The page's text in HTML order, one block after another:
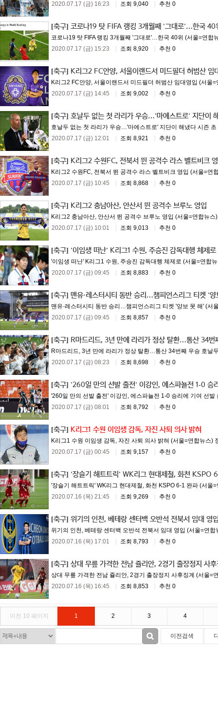
2020.07.17 (금) 16:23
조회 9,040 추천 0
[축구] 코로나19 탓 FIFA 랭킹 3개월째 '그대로'…한국 40
코로나19 탓 FIFA 랭킹 3개월째 '그대로'…한국 40위 (서울=연합
2020.07.17 (금) 15:23
조회 8,920 추천 0
[축구] K리그2 FC안양, 서울이랜드서 미드필더 허범산 임
K리그2 FC안양, 서울이랜드서 미드필더 허범산 임대영입 (서울
2020.07.17 (금) 14:45
조회 9,002 추천 0
[축구] 호날두 없는 첫 라리가 우승…'마에스트로' 지단이
호날두 없는 첫 라리가 우승…'마에스트로' 지단이 해냈다 시즌
2020.07.17 (금) 12:01
조회 8,921 추천 0
[축구] K리그2 수원FC, 전북서 뛴 공격수 라스 벨트비크
K리그2 수원FC, 전북서 뛴 공격수 라스 벨트비크 영입 (서울=
2020.07.17 (금) 10:45
조회 8,868 추천 0
[축구] K리그2 충남아산, 안산서 뛴 공격수 브루노 영입
K리그2 충남아산, 안산서 뛴 공격수 브루노 영입 (서울=연합뉴
2020.07.17 (금) 10:01
조회 9,013 추천 0
[축구] '이임생 떠난' K리그1 수원, 주승진 감독대행 체제로
'이임생 떠난' K리그1 수원, 주승진 감독대행 체제로 (서울=연합
2020.07.17 (금) 09:45
조회 8,883 추천 0
[축구] 맨유·레스터시티 동반 승리…챔피언스리그 티켓 '
맨유·레스터시티 동반 승리…챔피언스리그 티켓 '양보 못 해' (서
2020.07.17 (금) 09:45
조회 8,857 추천 0
[축구] R마드리드, 3년 만에 라리가 정상 탈환…통산 34번
R마드리드, 3년 만에 라리가 정상 탈환…통산 34번째 우승 호날
2020.07.17 (금) 08:23
조회 8,698 추천 0
[축구] '260일 만의 선발 출전' 이강인, 에스파뇰전 1-0 승
'260일 만의 선발 출전' 이강인, 에스파뇰전 1-0 승리에 기여 선
2020.07.17 (금) 08:01
조회 8,792 추천 0
[축구] K리그1 수원 이임생 감독, 자진 사퇴 의사 밝혀
K리그1 수원 이임생 감독, 자진 사퇴 의사 밝혀 (서울=연합뉴스
2020.07.17 (금) 00:45
조회 9,157 추천 0
[축구] '장슬기 해트트릭' WK리그 현대제철, 화천 KSPO
'장슬기 해트트릭' WK리그 현대제철, 화천 KSPO 6-1 완파 (서울
2020.07.16 (목) 21:45
조회 9,269 추천 0
[축구] 위기의 인천, 베테랑 센터백 오반석 전북서 임대 영
위기의 인천, 베테랑 센터백 오반석 전북서 임대 영입 (서울=연
2020.07.16 (목) 17:01
조회 8,793 추천 0
[축구] 상대 무릎 가격한 전남 쥴리안, 2경기 출장정지 사후
상대 무릎 가격한 전남 쥴리안, 2경기 출장정지 사후징계 (서울=
2020.07.16 (목) 16:45
조회 8,853 추천 0
이전 10 페이지 1 2 3 4
이전검색